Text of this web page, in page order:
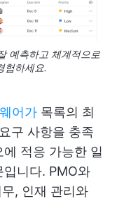
예측하고 체계적으로
험하세요.
어가 목록의 최
구 사항을 충족
적응 가능한 일
입니다. PMO와
, 인재 관리와